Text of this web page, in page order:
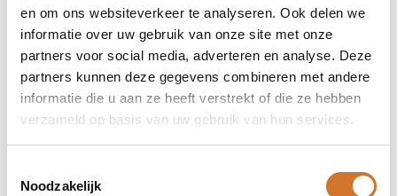
en om ons websiteverkeer te analyseren. Ook delen we
informatie over uw gebruik van onze site met onze
partners voor social media, adverteren en analyse. Deze
partners kunnen deze gegevens combineren met andere
informatie die u aan ze heeft verstrekt of die ze hebben
verzameld op basis van uw gebruik van hun services.
Noodzakelijk